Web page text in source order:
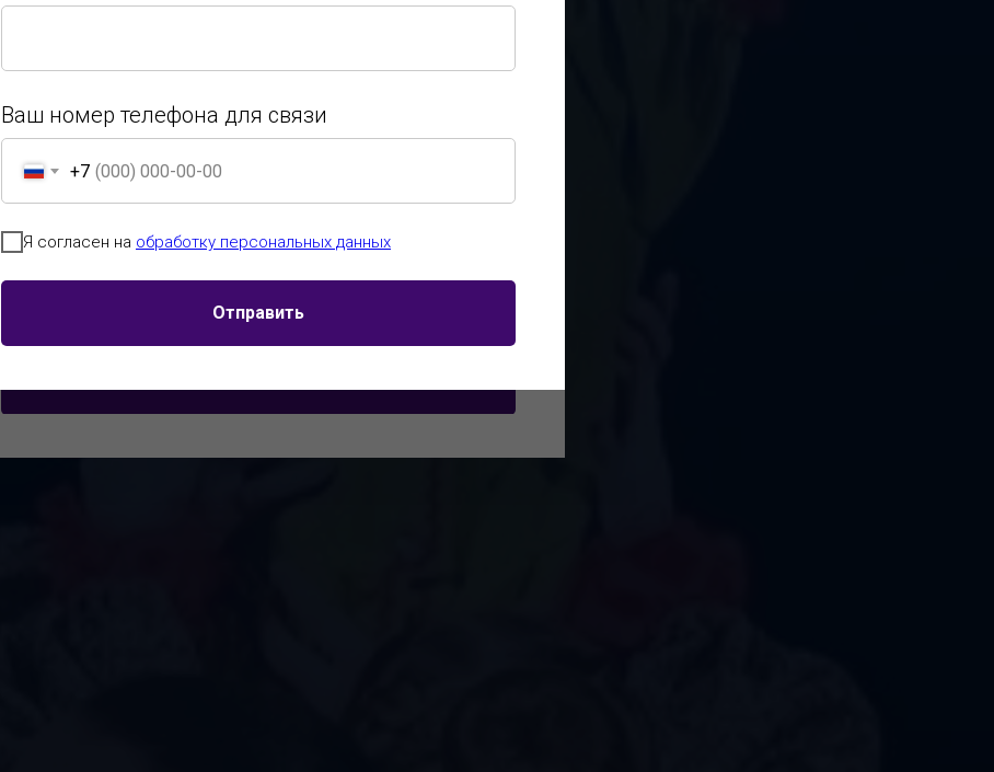
Ваш E-mail для связи (мы свяжемся с Вами по
Ваш номер телефона для связи
+7
обработку персональных данных
Ваш номер телефона для связи
+7
Я согласен на обработку персональных данных
Отправить